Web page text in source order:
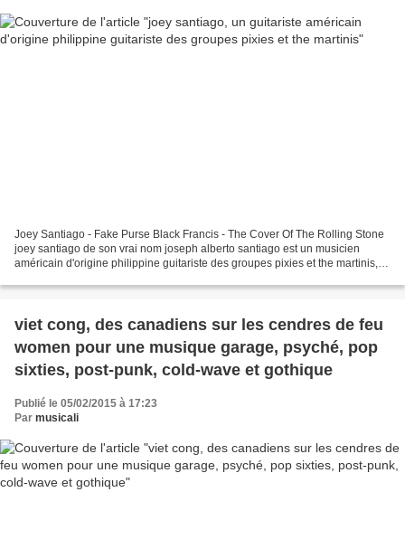
Joey Santiago - Fake Purse Black Francis - The Cover Of The Rolling Stone
joey santiago de son vrai nom joseph alberto santiago est un musicien
américain d'origine philippine guitariste des groupes pixies et the martinis, il
viet cong, des canadiens sur les cendres de feu
women pour une musique garage, psyché, pop
sixties, post-punk, cold-wave et gothique
Publié le 05/02/2015 à 17:23
Par musicali